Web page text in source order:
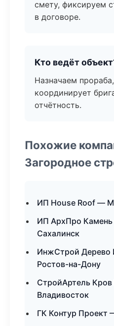
смету, фиксируем
в договоре.
Кто ведёт
Назначаем
координирует
отчётность.
Похожие
Загородное
ИП House Roof —
ИП АрхПро
Сахалинск
ИнжСтрой Дерево
Ростов-на-Дону
СтройАртель
Владивосток
ГК Контур Проект